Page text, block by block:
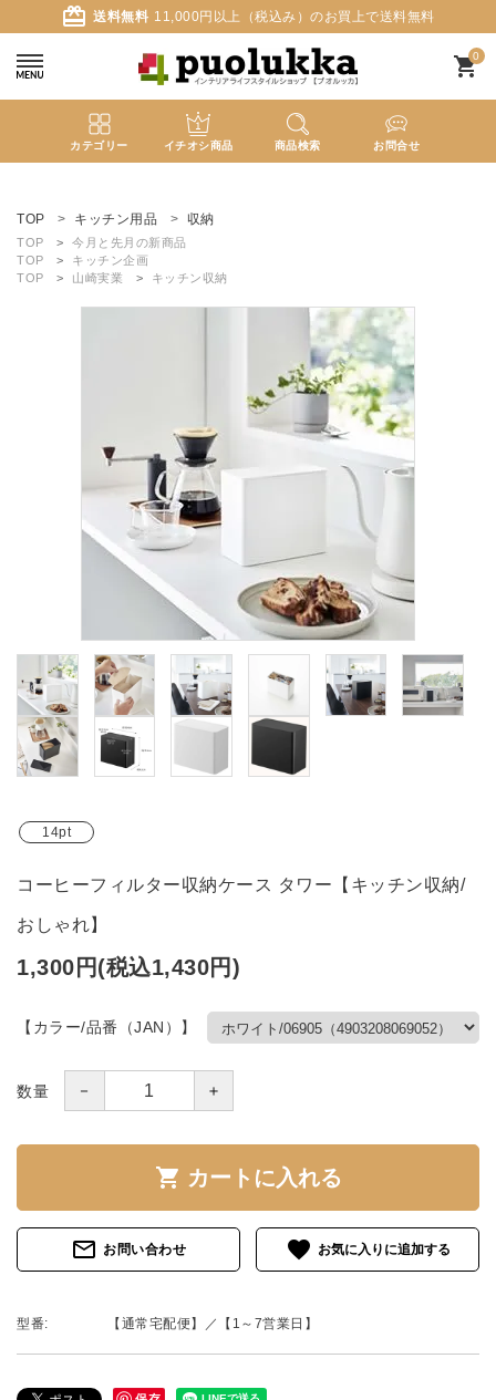
card_giftcard 送料無料 11,000円以上（税込み）のお買上で送料無料
0
shopping_cart
カテゴリー イチオシ商品 商品検索 お問合せ
ようこそ ゲスト 様
meeting_room ログイン person 新規会員登録
カテゴリーから探す
ブランド
TOP キッチン用品 収納
TOP
今月と先月の新商品
TOP
キッチン企画
TOP
山崎実業 キッチン収納
14pt
コーヒーフィルター収納ケース タワー【キッチン収納/
おしゃれ】
1,300円(税込1,430円)
【カラー/品番（JAN）】
数量 － ＋
shopping_cart カートに入れる
mail_outline お問い合わせ favorite
型番: 【通常宅配便】／【1～7営業日】